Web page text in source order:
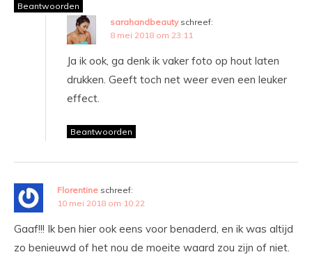
Beantwoorden
sarahandbeauty schreef:
8 mei 2018 om 23:11
Ja ik ook, ga denk ik vaker foto op hout laten
drukken. Geeft toch net weer even een leuker
effect.
Beantwoorden
Florentine schreef:
10 mei 2018 om 10:22
Gaaf!!! Ik ben hier ook eens voor benaderd, en ik was altijd
zo benieuwd of het nou de moeite waard zou zijn of niet.